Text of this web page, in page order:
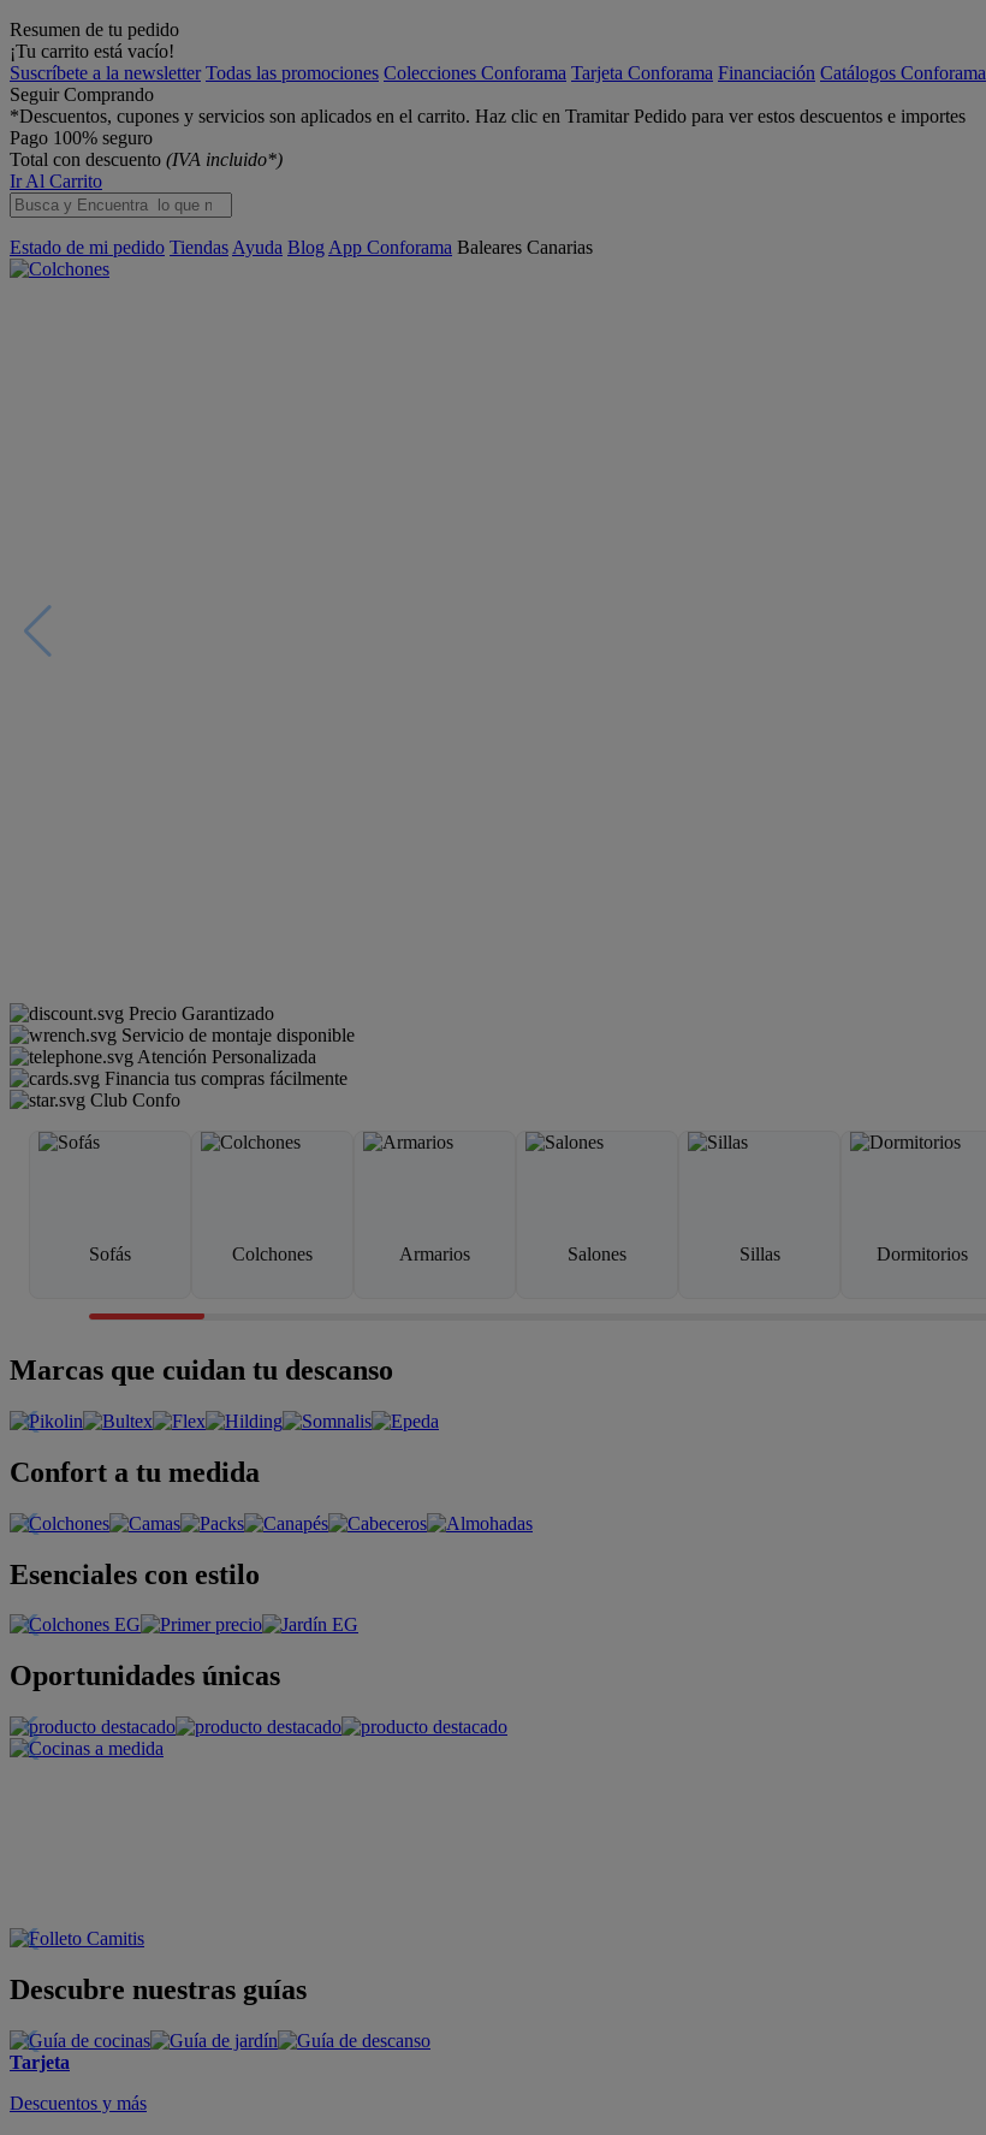
Resumen de tu pedido
¡Tu carrito está vacío!
Suscríbete a la newsletter Todas las promociones Colecciones Conforama Tarjeta Conforama Financiación Catálogos Conforama
Seguir Comprando
*Descuentos, cupones y servicios son aplicados en el carrito. Haz clic en Tramitar Pedido para ver estos descuentos e importes
Pago 100% seguro
Total con descuento (IVA incluido*)
Ir Al Carrito
Estado de mi pedido Tiendas Ayuda Blog App Conforama Baleares Canarias
Precio Garantizado
Servicio de montaje disponible
Atención Personalizada
Financia tus compras fácilmente
Club Confo
Sofás Colchones Armarios Salones Sillas Dormitorios
Marcas que cuidan tu descanso
Confort a tu medida
Esenciales con estilo
Oportunidades únicas
Descubre nuestras guías
Tarjeta
Descuentos y más